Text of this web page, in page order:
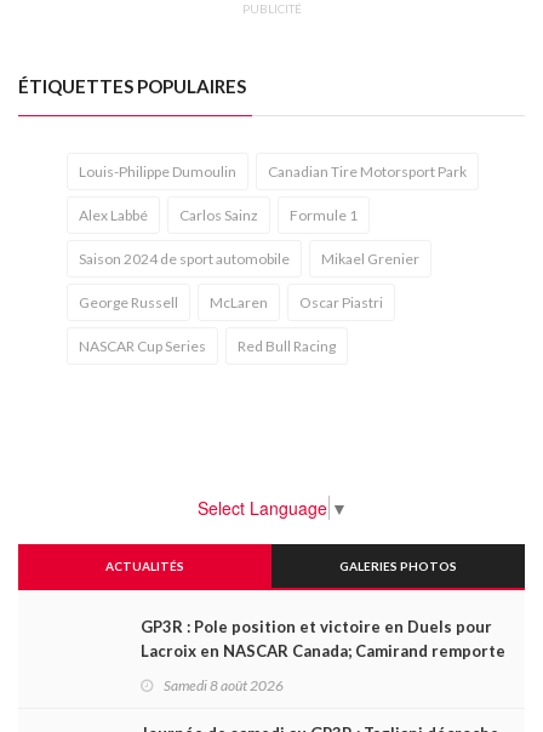
PUBLICITÉ
ÉTIQUETTES POPULAIRES
Louis-Philippe Dumoulin Canadian Tire Motorsport Park
Alex Labbé Carlos Sainz Formule 1
Saison 2024 de sport automobile Mikael Grenier
George Russell McLaren Oscar Piastri
NASCAR Cup Series Red Bull Racing
Select Language ▼
ACTUALITÉS GALERIES PHOTOS
GP3R : Pole position et victoire en Duels pour
Lacroix en NASCAR Canada; Camirand remporte
Samedi 8 août 2026